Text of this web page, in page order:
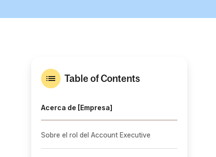
Table of Contents
Acerca de [Empresa]
Sobre el rol del Account Executive